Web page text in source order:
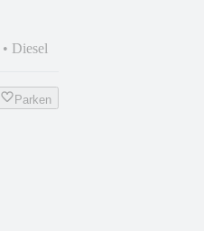
• Diesel
Parken